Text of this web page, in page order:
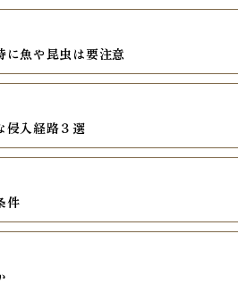
に魚や昆虫は要注意
侵入経路３選
件